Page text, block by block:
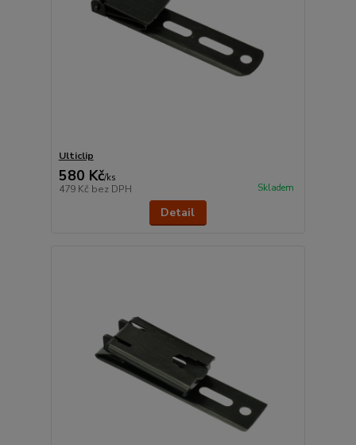
Ulticlip
580 Kč/ks
479 Kč bez DPH Skladem
Detail